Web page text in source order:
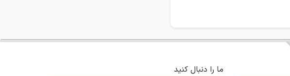
ما را دنبال کنید